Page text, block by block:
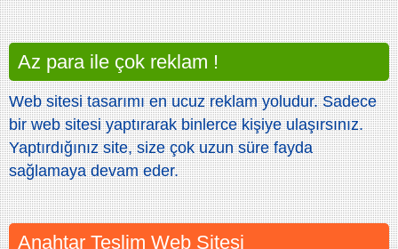
Az para ile çok reklam !
Web sitesi tasarımı en ucuz reklam yoludur. Sadece
bir web sitesi yaptırarak binlerce kişiye ulaşırsınız.
Yaptırdığınız site, size çok uzun süre fayda
sağlamaya devam eder.
Anahtar Teslim Web Sitesi